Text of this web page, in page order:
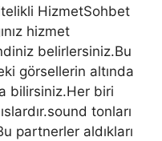
HizmetSohbet
hizmet
belirlersiniz.Bu
görsellerin altında
bilirsiniz.Her biri
tonları
partnerler aldıkları